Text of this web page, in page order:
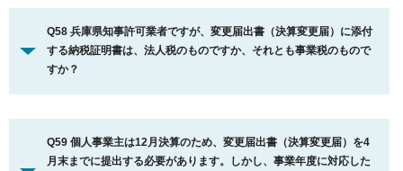
Q58 兵庫県知事許可業者ですが、変更届出書（決算変更届）に添付
する納税証明書は、法人税のものですか、それとも事業税のもので
すか？
Q59 個人事業主は12月決算のため、変更届出書（決算変更届）を4
月末までに提出する必要があります。しかし、事業年度に対応した